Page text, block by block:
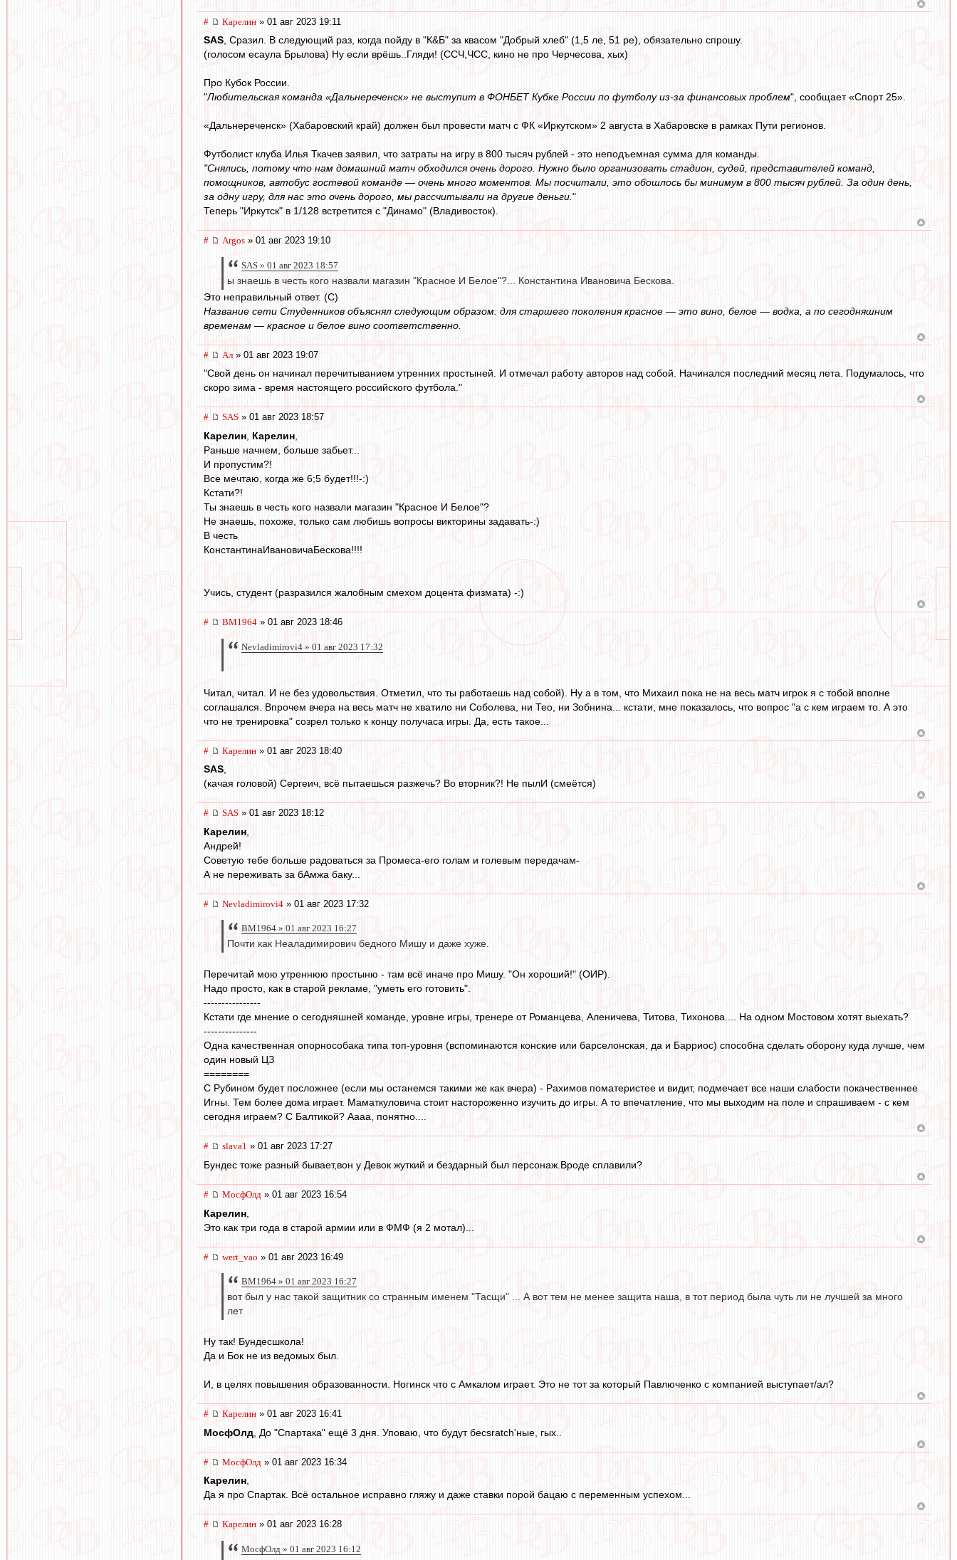
# Карелин » 01 авг 2023 19:11
SAS, Сразил. В следующий раз, когда пойду в "К&Б" за квасом "Добрый хлеб" (1,5 ле, 51 ре), обязательно спрошу.
(голосом есаула Брылова) Ну если врёшь..Гляди! (ССЧ,ЧСС, кино не про Черчесова, хых)
Про Кубок России.
"Любительская команда «Дальнереченск» не выступит в ФОНБЕТ Кубке России по футболу из‑за финансовых проблем", сообщает «Спорт 25».
«Дальнереченск» (Хабаровский край) должен был провести матч с ФК «Иркутском» 2 августа в Хабаровске в рамках Пути регионов.
Футболист клуба Илья Ткачев заявил, что затраты на игру в 800 тысяч рублей - это неподъемная сумма для команды.
"Снялись, потому что нам домашний матч обходился очень дорого. Нужно было организовать стадион, судей, представителей команд,
помощников, автобус гостевой команде — очень много моментов. Мы посчитали, это обошлось бы минимум в 800 тысяч рублей. За один день,
за одну игру, для нас это очень дорого, мы рассчитывали на другие деньги."
Теперь "Иркутск" в 1/128 встретится с "Динамо" (Владивосток).
# Argos » 01 авг 2023 19:10
SAS » 01 авг 2023 18:57
ы знаешь в честь кого назвали магазин "Красное И Белое"?... Константина Ивановича Бескова.
Это неправильный ответ. (С)
Название сети Студенников объяснял следующим образом: для старшего поколения красное — это вино, белое — водка, а по сегодняшним
временам — красное и белое вино соответственно.
# Ал » 01 авг 2023 19:07
"Свой день он начинал перечитыванием утренних простыней. И отмечал работу авторов над собой. Начинался последний месяц лета. Подумалось, что
скоро зима - время настоящего российского футбола."
# SAS » 01 авг 2023 18:57
Карелин Карелин
Раньше начнем, больше забьет...
И пропустим?!
Все мечтаю, когда же 6;5 будет!!!-:)
Кстати?!
Ты знаешь в честь кого назвали магазин "Красное И Белое"?
Не знаешь, похоже, только сам любишь вопросы викторины задавать-:)
В честь
КонстантинаИвановичаБескова!!!!
Учись, студент (разразился жалобным смехом доцента физмата) -:)
# BM1964 » 01 авг 2023 18:46
Nevladimirovi4 » 01 авг 2023 17:32
Читал, читал. И не без удовольствия. Отметил, что ты работаешь над собой). Ну а в том, что Михаил пока не на весь матч игрок я с тобой вполне
соглашался. Впрочем вчера на весь матч не хватило ни Соболева, ни Тео, ни Зобнина... кстати, мне показалось, что вопрос "а с кем играем то. А это
что не тренировка" созрел только к концу получаса игры. Да, есть такое...
# Карелин » 01 авг 2023 18:40
SAS
(качая головой) Сергеич, всё пытаешься разжечь? Во вторник?! Не пылИ (смеётся)
# SAS » 01 авг 2023 18:12
Карелин
Андрей!
Советую тебе больше радоваться за Промеса-его голам и голевым передачам-
А не переживать за бАмжа баку...
# Nevladimirovi4 » 01 авг 2023 17:32
BM1964 » 01 авг 2023 16:27
Почти как Неаладимирович бедного Мишу и даже хуже.
Перечитай мою утреннюю простыню - там всё иначе про Мишу. "Он хороший!" (ОИР).
Надо просто, как в старой рекламе, "уметь его готовить".
----------------
Кстати где мнение о сегодняшней команде, уровне игры, тренере от Романцева, Аленичева, Титова, Тихонова.... На одном Мостовом хотят выехать?
---------------
Одна качественная опорнособака типа топ-уровня (вспоминаются конские или барселонская, да и Барриос) способна сделать оборону куда лучше, чем
один новый ЦЗ
========
С Рубином будет посложнее (если мы останемся такими же как вчера) - Рахимов поматеристее и видит, подмечает все наши слабости покачественнее
Игны. Тем более дома играет. Маматкуловича стоит настороженно изучить до игры. А то впечатление, что мы выходим на поле и спрашиваем - с кем
сегодня играем? С Балтикой? Аааа, понятно....
# slava1 » 01 авг 2023 17:27
Бундес тоже разный бывает,вон у Девок жуткий и бездарный был персонаж.Вроде сплавили?
# МосфОлд » 01 авг 2023 16:54
Карелин
Это как три года в старой армии или в ФМФ (я 2 мотал)...
# wert_vao » 01 авг 2023 16:49
BM1964 » 01 авг 2023 16:27
вот был у нас такой защитник со странным именем "Тасщи" ... А вот тем не менее защита наша, в тот период была чуть ли не лучшей за много
лет
Ну так! Бундесшкола!
Да и Бок не из ведомых был.
И, в целях повышения образованности. Ногинск что с Амкалом играет. Это не тот за который Павлюченко с компанией выступает/ал?
# Карелин » 01 авг 2023 16:41
МосфОлд , До "Спартака" ещё 3 дня. Уповаю, что будут бесsratch'ные, гых..
# МосфОлд » 01 авг 2023 16:34
Карелин,
Да я про Спартак. Всё остальное исправно гляжу и даже ставки порой бацаю с переменным успехом...
# Карелин » 01 авг 2023 16:28
МосфОлд » 01 авг 2023 16:12